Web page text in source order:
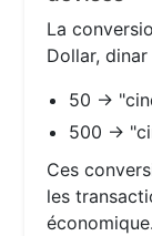
La
Dollar, dinar
50 →
500 →
Ces
les
économique.